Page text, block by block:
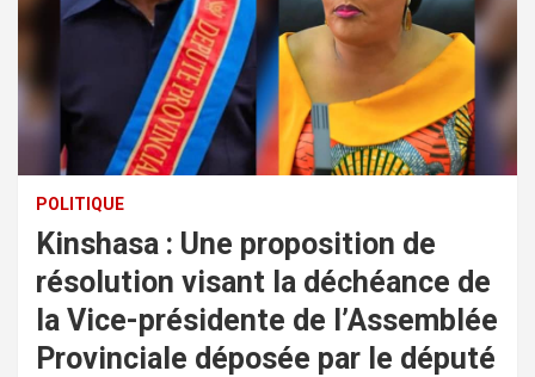
POLITIQUE
Kinshasa : Une proposition de
résolution visant la déchéance de
la Vice-présidente de l’Assemblée
Provinciale déposée par le député